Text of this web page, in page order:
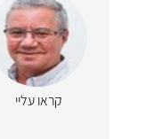
קראו עליי